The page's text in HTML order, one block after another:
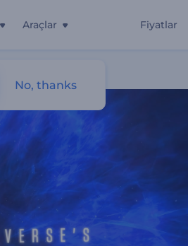
Araçlar Fiyatlar
No, thanks